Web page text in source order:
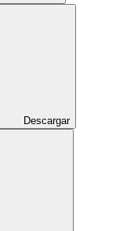
Descargar